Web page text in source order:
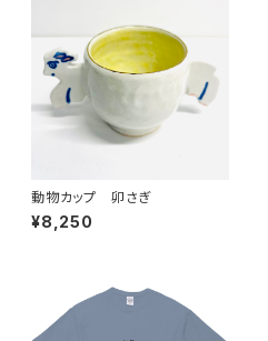
動物カップ 卯さぎ
¥8,250